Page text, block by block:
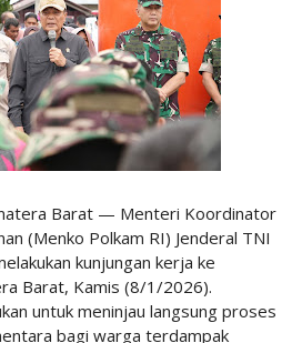
Barat — Menteri Koordinator
(Menko Polkam RI) Jenderal TNI
kunjungan kerja ke
Barat, Kamis (8/1/2026).
untuk meninjau langsung proses
bagi warga terdampak